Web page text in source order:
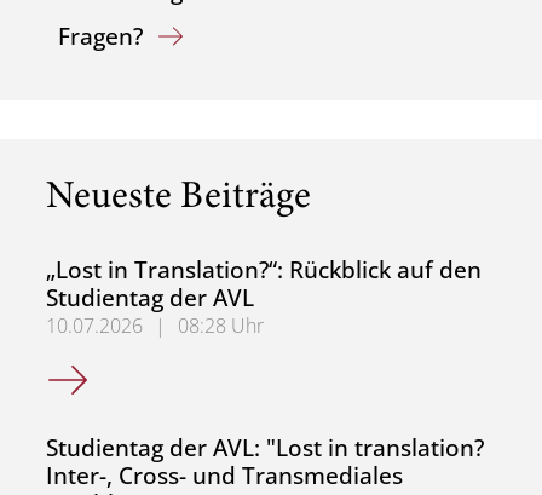
Fragen?
Neueste Beiträge
„Lost in Translation?“: Rückblick auf den
Studientag der AVL
10.07.2026 |
08:28 Uhr
„Lost in Translation?“: Rückblick auf den Studientag der
Studientag der AVL: "Lost in translation?
Inter-, Cross- und Transmediales